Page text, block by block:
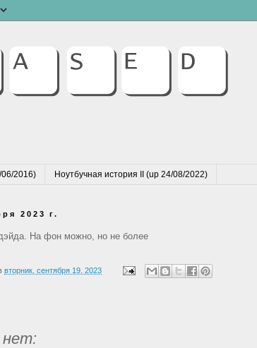
06/2016) Ноутбучная история II (up 24/08/2022)
2023 г.
На фон можно, но не более
вторник, сентября 19, 2023
нет: